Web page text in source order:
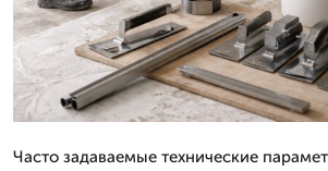
Часто задаваемые технические